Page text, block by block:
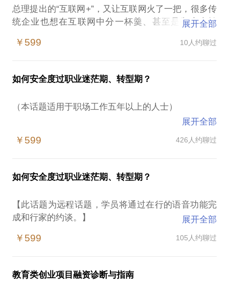
的，或者即将面临的坑——上可以交流你的商业模式
是否靠谱，战略方向是否正确；下可以到员工不按时
上班，或按时上班了，但刷个卡就跑去吃早饭这类细
节问题的管理解决方案。如果有缘，也许还能推荐一
你现在正面临着什么坑？未来有可能遭遇什么坑？我
后进入职场后被安排的第一份工作是去车间当工人，
12年前的此时我还是一个天天开会被老板骂，夜夜窝
在房间内听王菲的《英雄》来给自己打气的职场新
所以，我和你，真没有什么本质上的差距。到现在，
比我优秀的职业经理人们，我还需要继续学习，不断
学习。唯一让我觉得有可能超越你的，那就是这么多
大学生进入职场前必须具备的基本技能；
遇到迷茫时，应该如何调整心态；
什么是好的机遇？裸辞有价值吗？
进入职场后如何保持学习积极性；
总理提出的“互联网+”，又让互联网火了一把，很多传
统企业也想在互联网中分一杯羹、甚至是彻底大转
历，歪叔我可以很清楚地理解到两种不同企业的工作
作风、思维模式，帮助你诊断切入或转型的思路是否
如果你还没有思路，那我们可以探讨下列话题，包括
但不限于——
社会化媒体对企业的价值；
什么样是靠谱的O2O模式；
企业或项目互联网化的风险与机遇；
谈企业内训合作什么的～喔嚯嚯嚯。
展开全部
￥599 10人约聊过
如何安全度过职业迷茫期、转型期？
（本话题适用于职场工作五年以上的人士）
找准了自己未来的发展方向，有了个人的职业规划。
心心、稳步推进自己职业生涯的其实并非多数派。
生啊！”
——语出知名人士歪叔
身处外企、已经快触碰到天花板，岁数也慢慢增长，
展开全部
￥599 426人约聊过
如何安全度过职业迷茫期、转型期？
【此话题为远程话题，学员将通过在行的语音功能完
成和行家的约谈。】
某日，一位选择了本话题的朋友，在交流完后，满足
她是坐高铁，从另外一个城市专程过来拜访我的。
展开全部
￥599 105人约聊过
教育类创业项目融资诊断与指南